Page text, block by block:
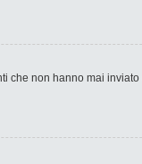
che non hanno mai